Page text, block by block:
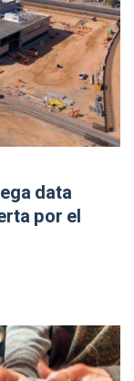
data
por el